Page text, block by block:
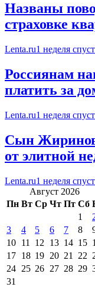
Названы
страховке
Lenta.ru1 неделя
Россиянам
платить за
Lenta.ru1 неделя
Сын
от элитной
Lenta.ru1 неделя
Август 2026
Пн Вт Ср Чт Пт Сб
1
3
4 5 6 7 8
10 11 12 13 14 15
17 18 19 20 21 22
24 25 26 27 28 29
31